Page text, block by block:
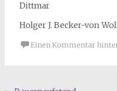
Dittmar
Holger J. Becker-von
Einen Kommentar